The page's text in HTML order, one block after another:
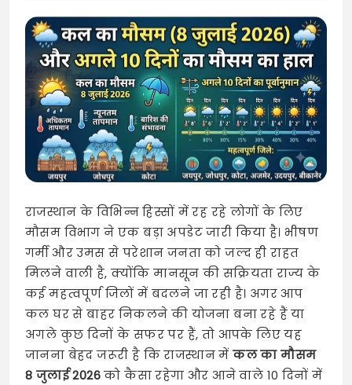
राजस्थान के विभिन्न हिस्सों में रह रहे लोगों के लिए
मौसम विभाग ने एक बड़ा अपडेट जारी किया है। भीषण
गर्मी और उमस से परेशान जनता को जल्द ही राहत
मिलने वाली है, क्योंकि मानसून की सक्रियता राज्य के
कई महत्वपूर्ण जिलों में बदलने जा रही है। अगर आप
कल घर से बाहर निकलने की योजना बना रहे हैं या
अगले कुछ दिनों के सफर पर हैं, तो आपके लिए यह
जानना बेहद जरूरी है कि राजस्थान मेंकल का मौसम
8 जुलाई 2026को कैसा रहेगा और आने वाले 10 दिनों में